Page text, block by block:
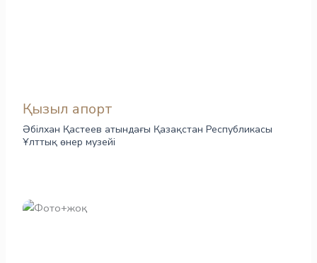
Қызыл апорт
Әбілхан Қастеев атындағы Қазақстан Республикасы
Ұлттық өнер музейі